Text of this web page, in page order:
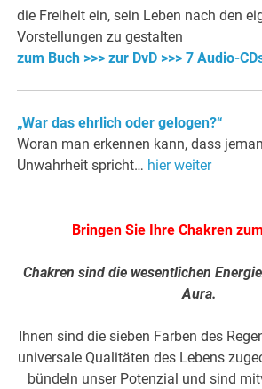
die Freiheit ein, sein Leben nach den
Vorstellungen zu gestalten
zum Buch >>> zur DvD >>> 7 Audio-
„War das ehrlich oder gelogen?“
Woran man erkennen kann, dass
Unwahrheit spricht… hier weiter
Bringen Sie Ihre Chakren
Chakren sind die wesentlichen
Aura.
Ihnen sind die sieben Farben des
universale Qualitäten des Lebens
bündeln unser Potenzial und sind